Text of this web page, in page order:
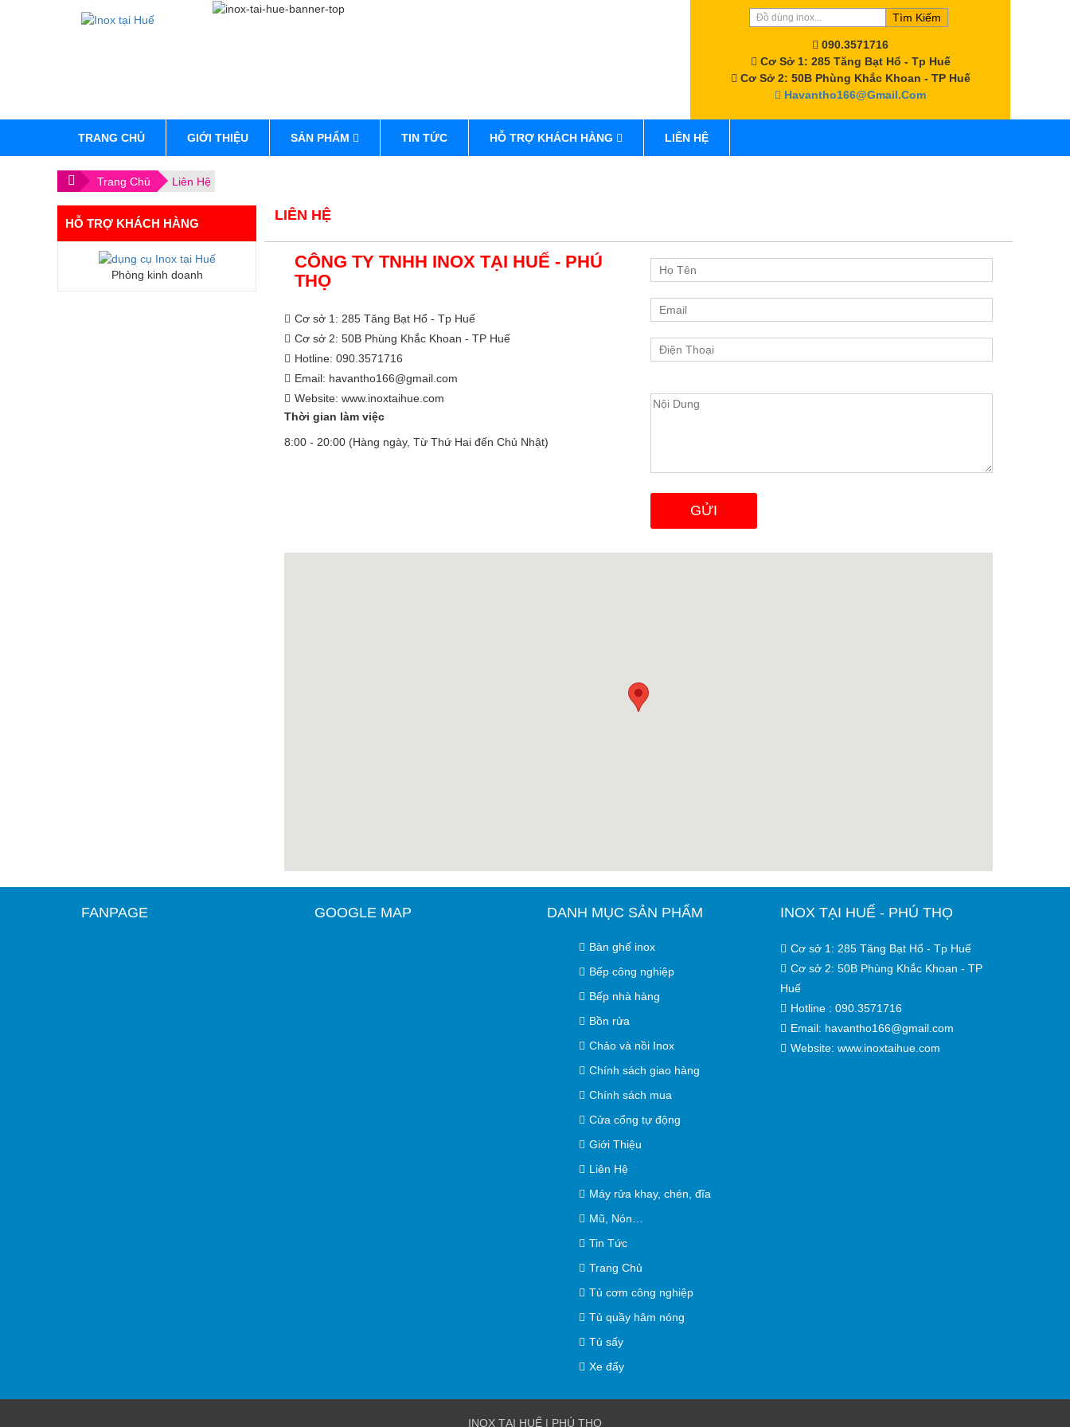
Tìm Kiếm
090.3571716
Cơ Sở 1: 285 Tăng Bạt Hổ - Tp Huế
Cơ Sở 2: 50B Phùng Khắc Khoan - TP Huế
Havantho166@gmail.com
TRANG CHỦ GIỚI THIỆU SẢN PHẨM TIN TỨC HỖ TRỢ KHÁCH HÀNG LIÊN HỆ
Trang Chủ Liên Hệ
LIÊN HỆ
CÔNG TY TNHH INOX TẠI HUẾ - PHÚ
THỌ
Cơ sở 1: 285 Tăng Bạt Hổ - Tp Huế
Cơ sở 2: 50B Phùng Khắc Khoan - TP Huế
Hotline: 090.3571716
Email: havantho166@gmail.com
Website: www.inoxtaihue.com
Thời gian làm việc
8:00 - 20:00 (Hàng ngày, Từ Thứ Hai đến Chủ Nhật)
HỖ TRỢ KHÁCH HÀNG
Phòng kinh doanh
FANPAGE GOOGLE MAP DANH MỤC SẢN PHẨM
Bàn ghế inox
Bếp công nghiệp
Bếp nhà hàng
Bồn rửa
Chảo và nồi Inox
Chính sách giao hàng
Chính sách mua
Cửa cổng tự động
Giới Thiệu
Liên Hệ
Máy rửa khay, chén, đĩa
Mũ, Nón…
Tin Tức
Trang Chủ
Tủ cơm công nghiệp
Tủ quầy hâm nóng
Tủ sấy
Xe đẩy
INOX TẠI HUẾ - PHÚ THỌ
Cơ sở 1: 285 Tăng Bạt Hổ - Tp Huế
Cơ sở 2: 50B Phùng Khắc Khoan - TP
Huế
Hotline : 090.3571716
Email: havantho166@gmail.com
Website: www.inoxtaihue.com
INOX TẠI HUẾ | PHÚ THỌ